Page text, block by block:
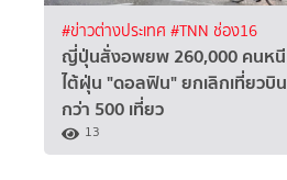
#ข่าวต่างประเทศ #TNN ช่อง16
ญี่ปุ่นสั่งอพยพ 260,000 คนหนี
ไต้ฝุ่น "ดอลฟิน" ยกเลิกเที่ยวบิน
กว่า 500 เที่ยว
13